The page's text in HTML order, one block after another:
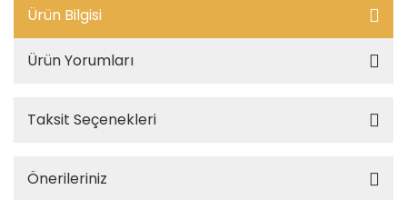
Ürün Bilgisi
Ürün Yorumları
Taksit Seçenekleri
Önerileriniz